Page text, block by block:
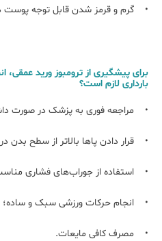
• گرم و قرمز شدن قابل توجه پوست
برای پیشگیری از ترومبوز ورید
بارداری لازم است؟
• مراجعه فوری به پزشک در صورت
• قرار دادن پاها بالاتر از سطح بدن
• استفاده از جوراب‌های فشاری
• انجام حرکات ورزشی سبک و ساده؛
• مصرف کافی مایعات.